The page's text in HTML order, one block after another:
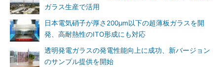
ガラス生産で活用
日本電気硝子が厚さ200μm以下の超薄板ガラスを開
発、高耐熱性のITO形成にも対応
透明発電ガラスの発電性能向上に成功、新バージョン
のサンプル提供を開始